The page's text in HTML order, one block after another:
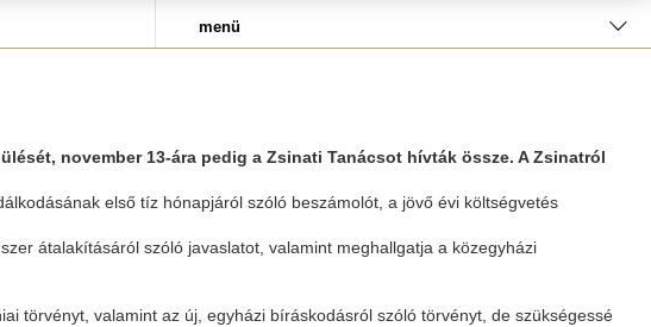
menü
november 13-ára pedig a Zsinati Tanácsot hívták össze. A Zsinatról
első tíz hónapjáról szóló beszámolót, a jövő évi költségvetés
átalakításáról szóló javaslatot, valamint meghallgatja a közegyházi
törvényt, valamint az új, egyházi bíráskodásról szóló törvényt, de szükségessé